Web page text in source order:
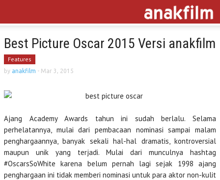
Best Picture Oscar 2015 Versi anakfilm
Features
by anakfilm - Mar 3, 2015
Ajang Academy Awards tahun ini sudah berlalu. Selama
perhelatannya, mulai dari pembacaan nominasi sampai malam
penghargaannya, banyak sekali hal-hal dramatis, kontroversial
maupun unik yang terjadi. Mulai dari munculnya hashtag
#OscarsSoWhite karena belum pernah lagi sejak 1998 ajang
penghargaan ini tidak memberi nominasi untuk para aktor non-kulit